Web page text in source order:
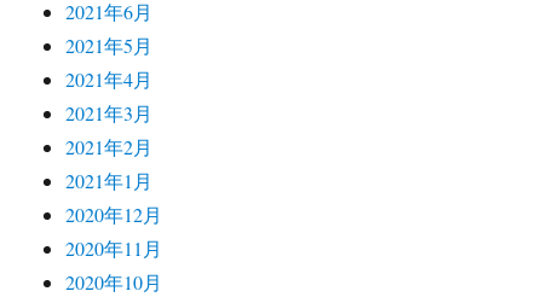
2021年6月
2021年5月
2021年4月
2021年3月
2021年2月
2021年1月
2020年12月
2020年11月
2020年10月